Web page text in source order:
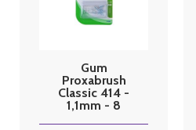
Gum
Proxabrush
Classic 414 -
1,1mm - 8